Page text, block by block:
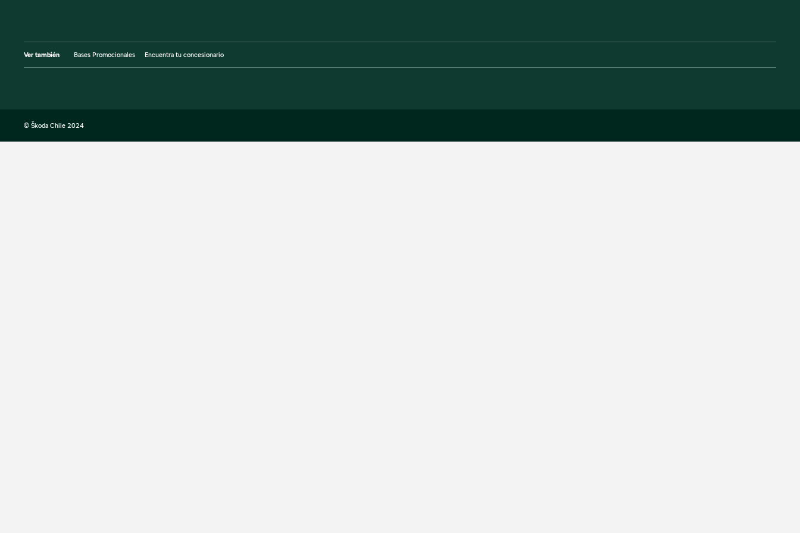
Ver también Bases Promocionales Encuentra tu concesionario
© Škoda Chile 2024